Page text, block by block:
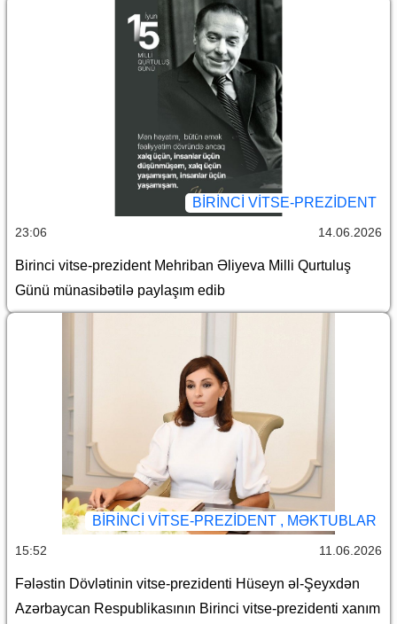
BIRINCI VITSE-PREZIDENT
23:06 14.06.2026
Birinci vitse-prezident Mehriban Əliyeva Milli Qurtuluş
Günü münasibətilə paylaşım edib
BIRINCI VITSE-PREZIDENT , MƏKTUBLAR
15:52 11.06.2026
Fələstin Dövlətinin vitse-prezidenti Hüseyn əl-Şeyxdən
Azərbaycan Respublikasının Birinci vitse-prezidenti xanım